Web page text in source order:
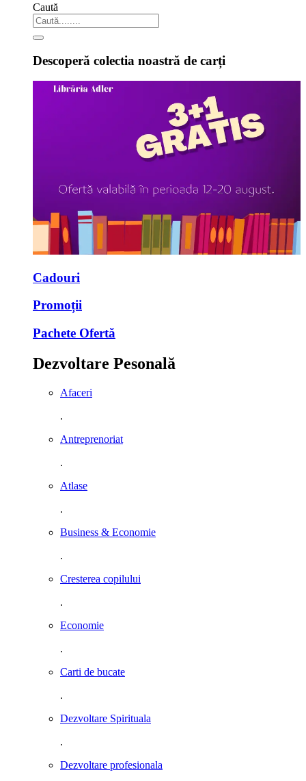
Caută
Descoperă colectia noastră de carți
Cadouri
Promoții
Pachete Ofertă
Dezvoltare Pesonală
Afaceri
.
Antreprenoriat
.
Atlase
.
Business & Economie
.
Cresterea copilului
.
Economie
.
Carti de bucate
.
Dezvoltare Spirituala
.
Dezvoltare profesionala